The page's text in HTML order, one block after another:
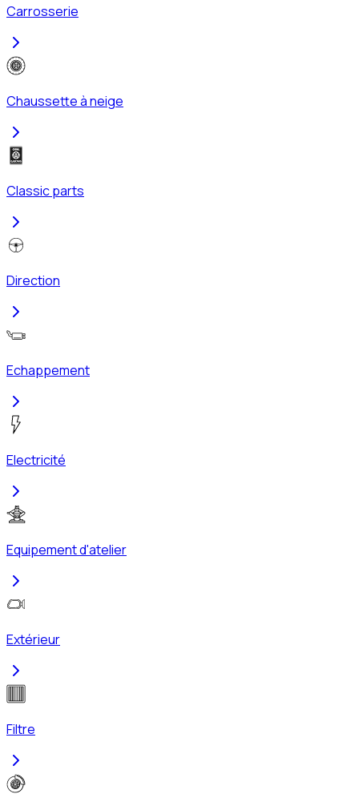
Carrosserie
Chaussette à neige
Classic parts
Direction
Echappement
Electricité
Equipement d'atelier
Extérieur
Filtre